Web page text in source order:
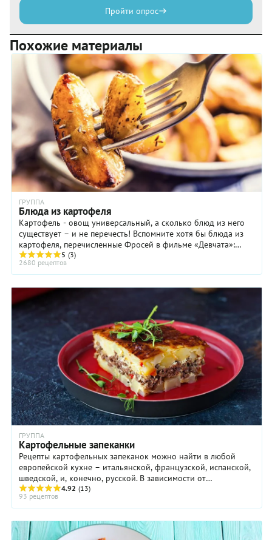
Пройти опрос
Похожие материалы
ГРУППА
Блюда из картофеля
Картофель - овощ универсальный, а сколько блюд из него
существует – и не перечесть! Вспомните хотя бы блюда из
картофеля, перечисленные Фросей в фильме «Девчата»:
картошка жареная, отварная, пюре, ...
5 (3)
2680 рецептов
ГРУППА
Картофельные запеканки
Рецепты картофельных запеканок можно найти в любой
европейской кухне – итальянской, французской, испанской,
шведской, и, конечно, русской. В зависимости от
ингредиентов, которые вы ...
4.92 (13)
93 рецептов